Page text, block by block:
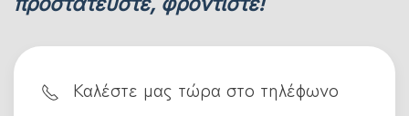
Καλέστε μας τώρα στο τηλέφωνο